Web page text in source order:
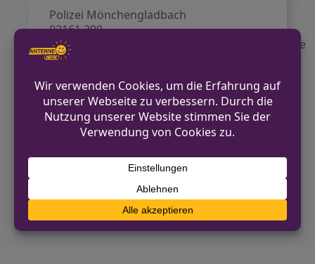
Polizei Mönchengladbach
02161 290
pressestelle.moenchengladbach@polizei.nrw.de
https://moenchengladbach.polizei.nrw/
VORHERIGER BEITRAG
52-Jähriger stirbt nach Polizeieinsatz in
NÄCHSTER BEITRAG
Zwei Personen nach Verkehrsunfall in
Mönchengladbach leicht verletzt